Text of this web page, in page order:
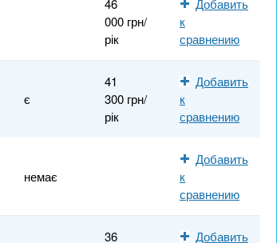
46
000 грн/
рік
Добавить
к
сравнению
є
41
300 грн/
рік
Добавить
к
сравнению
немає
Добавить
к
сравнению
36
Добавить